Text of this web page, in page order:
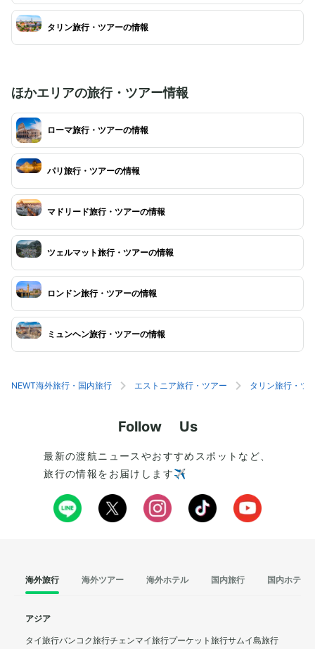
タリン旅行・ツアーの情報
ほかエリアの旅行・ツアー情報
ローマ旅行・ツアーの情報
パリ旅行・ツアーの情報
マドリード旅行・ツアーの情報
ツェルマット旅行・ツアーの情報
ロンドン旅行・ツアーの情報
ミュンヘン旅行・ツアーの情報
NEWT海外旅行・国内旅行 エストニア旅行・ツアー タリン旅行・ツ
Follow Us
最新の渡航ニュースやおすすめスポットなど、
旅行の情報をお届けします✈️
海外旅行 海外ツアー 海外ホテル 国内旅行 国内ホテル
アジア
タイ旅行バンコク旅行チェンマイ旅行プーケット旅行サムイ島旅行